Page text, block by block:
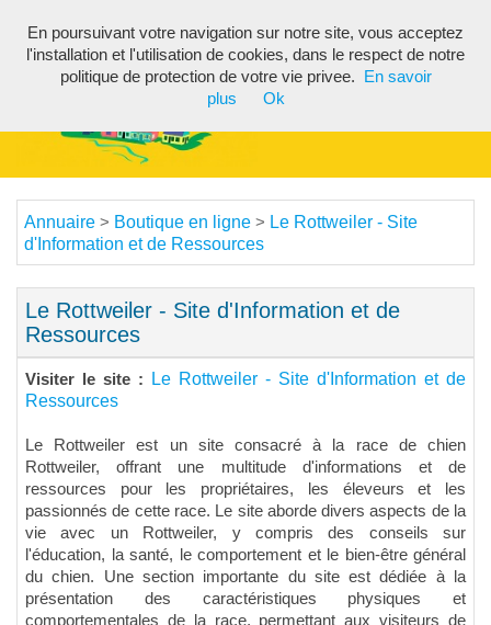
Annuaire > Boutique en ligne > Le Rottweiler - Site
d'Information et de Ressources
Le Rottweiler - Site d'Information et de
Ressources
Visiter le site :
Le Rottweiler - Site d'Information et de
Ressources
Le Rottweiler est un site consacré à la race de chien
Rottweiler, offrant une multitude d'informations et de
ressources pour les propriétaires, les éleveurs et les
passionnés de cette race. Le site aborde divers aspects de la
vie avec un Rottweiler, y compris des conseils sur
l'éducation, la santé, le comportement et le bien-être général
du chien. Une section importante du site est dédiée à la
présentation des caractéristiques physiques et
comportementales de la race, permettant aux visiteurs de
En poursuivant votre navigation sur notre site, vous acceptez
l'installation et l'utilisation de cookies, dans le respect de notre
politique de protection de votre vie privee.
En savoir
plus
Ok